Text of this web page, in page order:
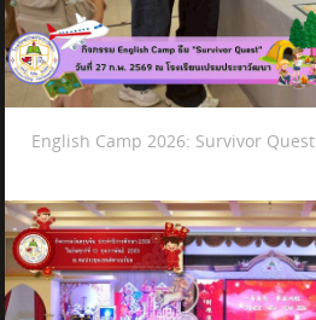
English Camp 2026: Survivor Quest